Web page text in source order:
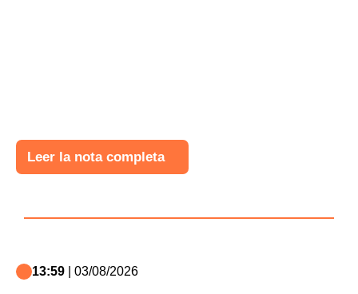
Leer la nota completa
13:59 | 03/08/2026